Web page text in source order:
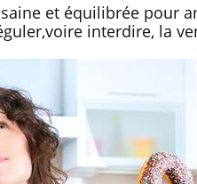
et équilibrée pour
interdire, la